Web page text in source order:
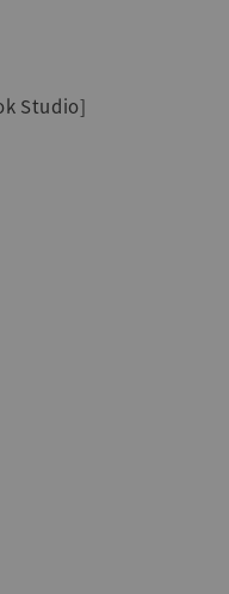
藏雕像 悟空 鳥山
Studio]